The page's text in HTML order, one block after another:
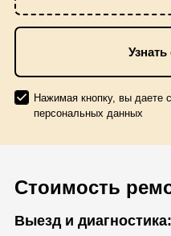
Нажимая кнопку, вы даете
персональных данных
Стоимость
Выезд и диагностика: